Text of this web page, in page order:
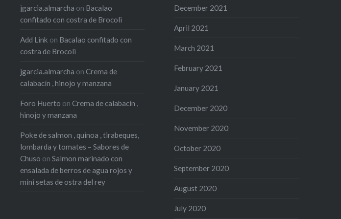
g carne de salchicha blanca 75 g
chalotas picadasTomillo
picadoSal, pimienta Salsa: Los
huesos de…
jgarcia.almarcha on Bacalao
confitado con costra de Brocoli
Add Link on Bacalao confitado con
costra de Brocoli
jgarcia.almarcha onCrema de
calabacín , hinojo y manzana
Foro Huerto onCrema de calabacín ,
hinojo y manzana
Poke de salmon , quinoa , tirabeques,
lombarda y tomates – Sabores de
Chuso onSalmon marinado con
ensalada de berros de agua rojos y
mini setas de ostra del rey
December 2021
April 2021
March 2021
February 2021
January 2021
December 2020
November 2020
October 2020
September 2020
August 2020
July 2020